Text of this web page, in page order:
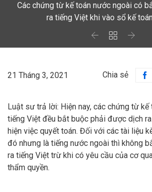
Các chứng từ kế toán nước ngoài có
ra tiếng Việt khi vào sổ kế
  
21 Tháng 3, 2021 Chia sẻ 
Luật sư trả lời: Hiện nay, các chứng từ kế
tiếng Việt đều bắt buộc phải được dịch
hiện việc quyết toán. Đối với các tài liệu
đó nhưng là tiếng nước ngoài thì không
ra tiếng Việt trừ khi có yêu cầu của cơ
thẩm quyền.